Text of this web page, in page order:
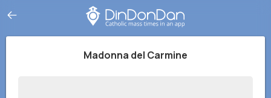
Madonna del Carmine